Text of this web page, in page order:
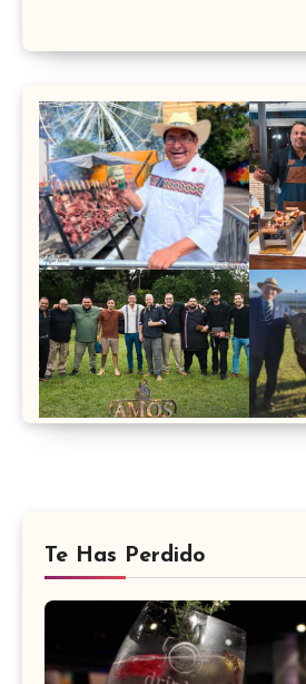
Te Has Perdido